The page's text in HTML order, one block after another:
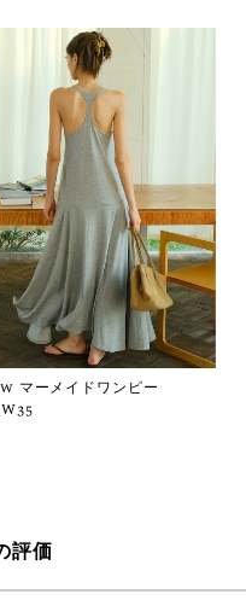
ーメイドワンピー
評価